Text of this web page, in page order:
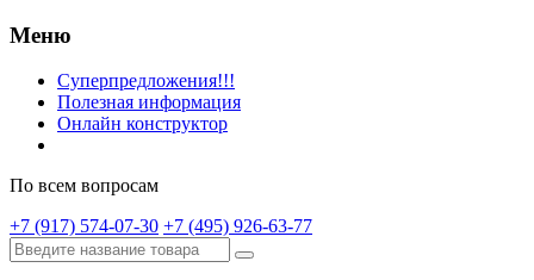
Меню
Суперпредложения!!!
Полезная информация
Онлайн конструктор
По всем вопросам
+7 (917) 574-07-30 +7 (495) 926-63-77